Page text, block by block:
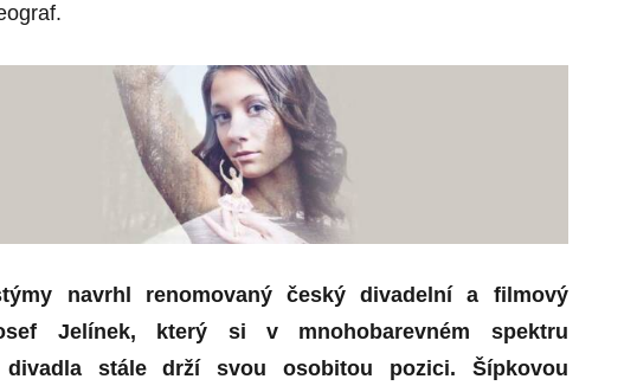
navrhl renomovaný český divadelní a filmový
Jelínek, který si v mnohobarevném spektru
divadla stále drží svou osobitou pozici. Šípkovou